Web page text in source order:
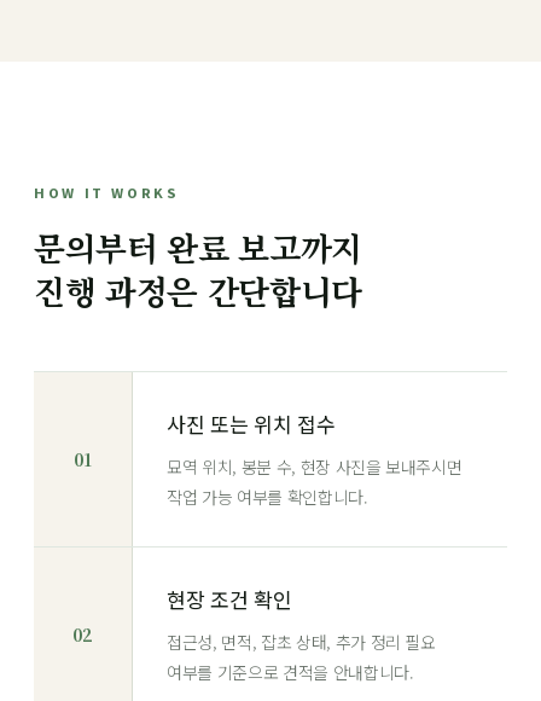
HOW IT WORKS
문의부터 완료 보고까지
진행 과정은 간단합니다
01
사진 또는 위치 접수
묘역 위치, 봉분 수, 현장 사진을 보내주시면
작업 가능 여부를 확인합니다.
02
현장 조건 확인
접근성, 면적, 잡초 상태, 추가 정리 필요
여부를 기준으로 견적을 안내합니다.